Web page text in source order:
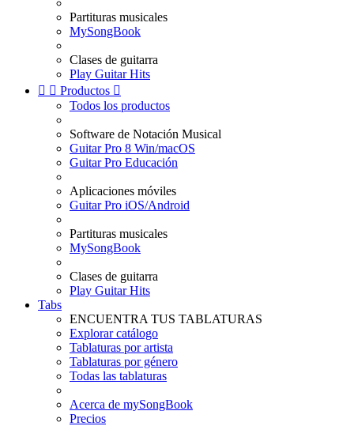
Partituras musicales
MySongBook
Clases de guitarra
Play Guitar Hits
  Productos 
Todos los productos
Software de Notación Musical
Guitar Pro 8 Win/macOS
Guitar Pro Educación
Aplicaciones móviles
Guitar Pro iOS/Android
Partituras musicales
MySongBook
Clases de guitarra
Play Guitar Hits
Tabs
ENCUENTRA TUS TABLATURAS
Explorar catálogo
Tablaturas por artista
Tablaturas por género
Todas las tablaturas
Acerca de mySongBook
Precios